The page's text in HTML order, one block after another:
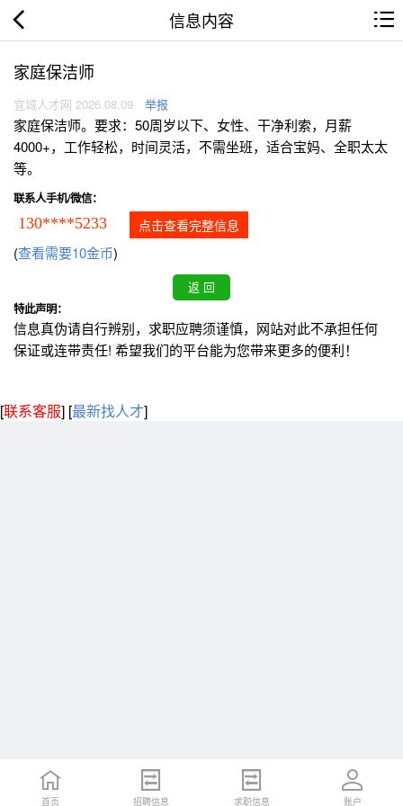
信息内容
家庭保洁师
宜城人才网 2026.08.09 举报
家庭保洁师。要求：50周岁以下、女性、干净利索，月薪
4000+，工作轻松，时间灵活，不需坐班，适合宝妈、全职太太
等。
联系人手机/微信：
130****5233 点击查看完整信息
(查看需要10金币)
特此声明：
信息真伪请自行辨别，求职应聘须谨慎，网站对此不承担任何
保证或连带责任! 希望我们的平台能为您带来更多的便利！
[联系客服] [最新找人才]
首页 招聘信息 求职信息 账户